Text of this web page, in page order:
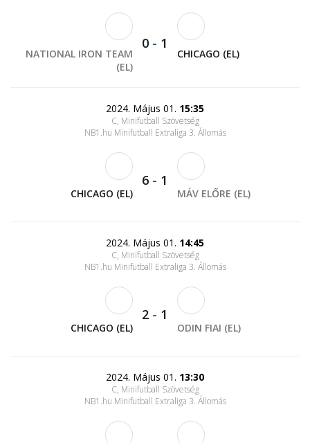
NATIONAL IRON TEAM
(EL)
0 - 1
CHICAGO (EL)
2024. Május 01. 15:35
C, Minifutball Szövetség
NB1.hu Minifutball Extraliga 3. Állomás
CHICAGO (EL)
6 - 1
MÁV ELŐRE (EL)
2024. Május 01. 14:45
C, Minifutball Szövetség
NB1.hu Minifutball Extraliga 3. Állomás
CHICAGO (EL)
2 - 1
ODIN FIAI (EL)
2024. Május 01. 13:30
C, Minifutball Szövetség
NB1.hu Minifutball Extraliga 3. Állomás